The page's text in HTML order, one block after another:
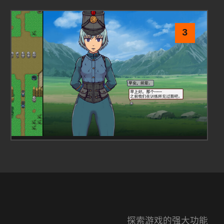
3
探索游戏的强大功能